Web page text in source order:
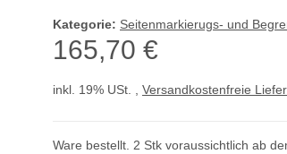
Kategorie: Seitenmarkierugs- und
165,70 €
inkl. 19% USt. , Versandkostenfreie
Ware bestellt. 2 Stk voraussichtlich ab